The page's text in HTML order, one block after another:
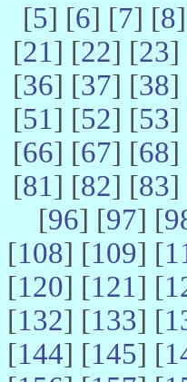
[5] [6] [7] [8
[21] [22] [23]
[36] [37] [38]
[51] [52] [53]
[66] [67] [68]
[81] [82] [83]
[96] [97] [
[108] [109] [
[120] [121] [
[132] [133] [
[144] [145] [